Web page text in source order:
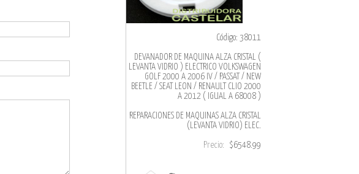
Código: 38011
DEVANADOR DE MAQUINA ALZA CRISTAL (
LEVANTA VIDRIO ) ELECTRICO VOLKSWAGEN
GOLF 2000 A 2006 IV / PASSAT / NEW
BEETLE / SEAT LEON / RENAULT CLIO 2000
A 2012 ( IGUAL A 68008 )
REPARACIONES DE MAQUINAS ALZA CRISTAL
(LEVANTA VIDRIO) ELEC.
Precio: $6548.99